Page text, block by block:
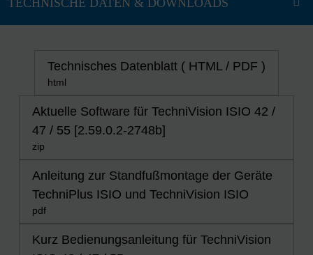
Technisches Datenblatt ( HTML / PDF )
html
Aktuelle Software für TechniVision ISIO 42 /
47 / 55 [2.59.0.2-2748b]
zip
Anleitung zur Standfußmontage der Geräte
TechniPlus ISIO und TechniVision ISIO
pdf
Kurz Bedienungsanleitung für TechniVision